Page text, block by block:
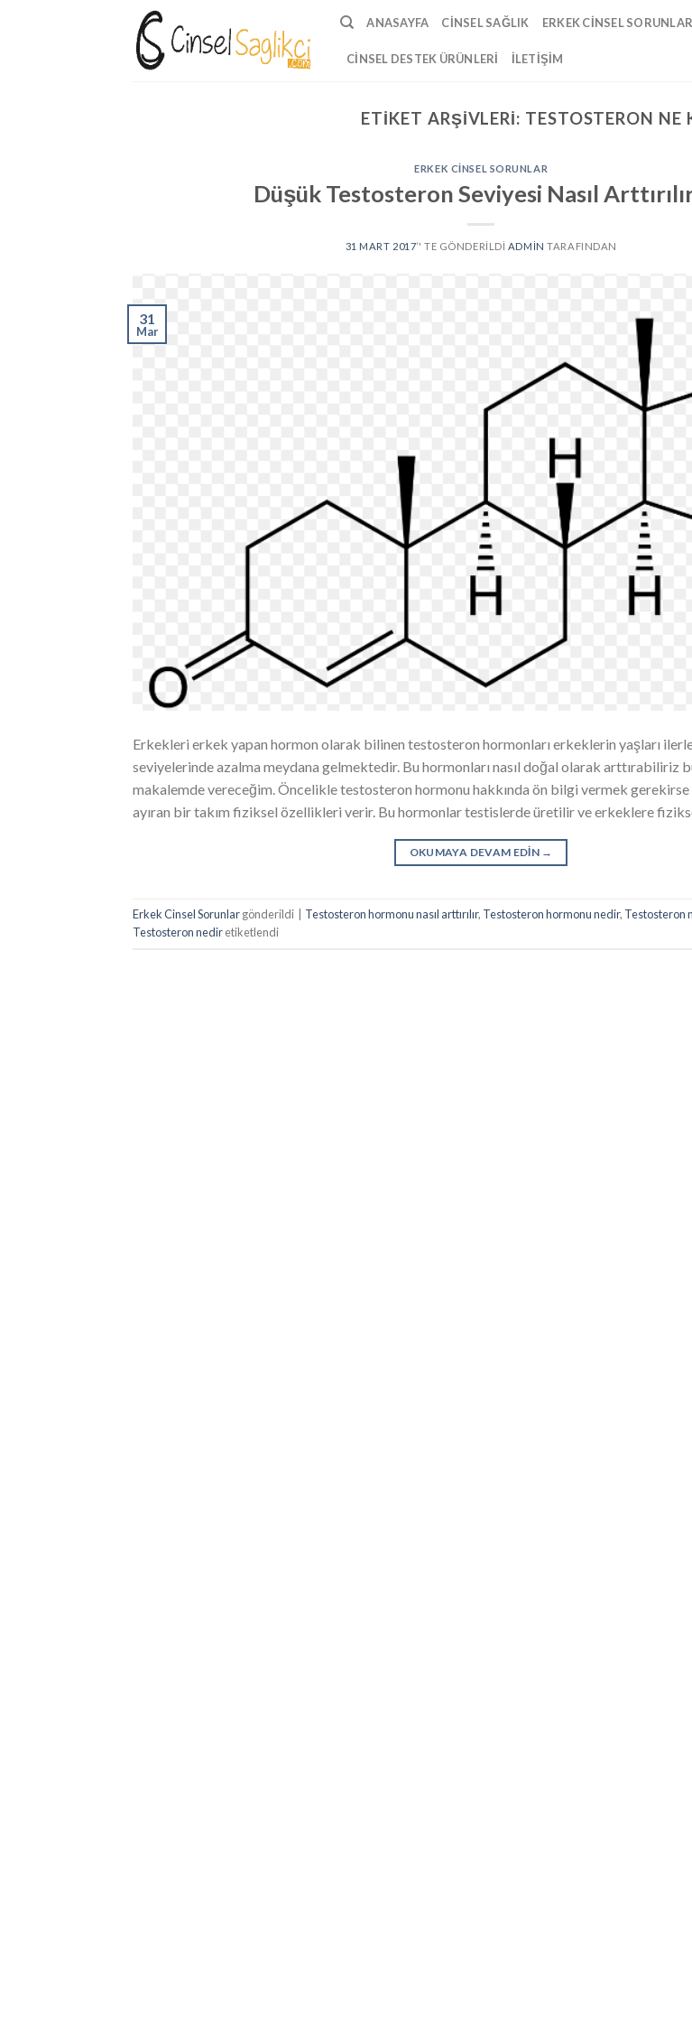
ANASAYFA CINSEL SAĞLIK ERKEK CINSEL SORUNLAR
CINSEL DESTEK ÜRÜNLERI İLETIŞIM
ETIKET ARŞIVLERI: TESTOSTERON
ERKEK CINSEL SORUNLAR
Düşük Testosteron Seviyesi Nasıl
31 MART 2017’' TE GÖNDERILDI ADMIN TARAFINDAN
31
Mar
Erkekleri erkek yapan hormon olarak bilinen testosteron hormonları erkeklerin yaşları
seviyelerinde azalma meydana gelmektedir. Bu hormonları nasıl doğal olarak arttırabiliriz
makalemde vereceğim. Öncelikle testosteron hormonu hakkında ön bilgi vermek
ayıran bir takım fiziksel özellikleri verir. Bu hormonlar testislerde üretilir ve erkeklere
OKUMAYA DEVAM EDIN →
Erkek Cinsel Sorunlargönderildi Testosteron hormonu nasıl arttırılır, Testosteron hormonu nedir, Testosteron
Testosteron nediretiketlendi